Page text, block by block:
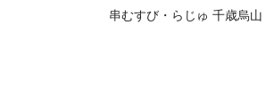
串むすび・らじゅ 千歳烏山